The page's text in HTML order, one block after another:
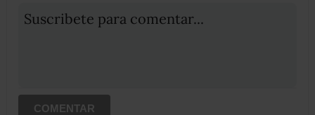
Suscribete para comentar...
COMENTAR